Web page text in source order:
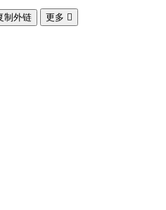
制外链 更多 